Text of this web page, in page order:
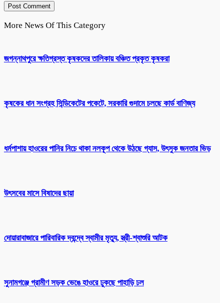
More News Of This Category
জগন্নাথপুরে ক্ষতিগ্রস্ত কৃষকদের তালিকায় বঞ্চিত প্রকৃত কৃষকরা
কৃষকের ধান সংগ্রহ সিন্ডিকেটের পকেটে, সরকারি গুদামে চলছে কার্ড বাণিজ্য
ধর্মপাশায় হাওরের পানির নিচে থাকা নলকূপ থেকে উঠছে গ্যাস, উৎসুক জনতার ভিড়
উৎসবের মাসে বিষাদের ছায়া
দোয়ারাবাজারে পারিবারিক দ্বন্দ্বে স্বামীর মৃত্যু, স্ত্রী-শ্বাশুরি আটক
সুনামগঞ্জে গ্রামীণ সড়ক ভেঙে হাওরে ঢুকছে পাহাড়ি ঢল